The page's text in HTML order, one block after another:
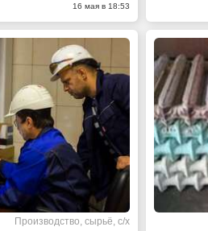
16 мая в 18:53
Производство, сырьё, с/х